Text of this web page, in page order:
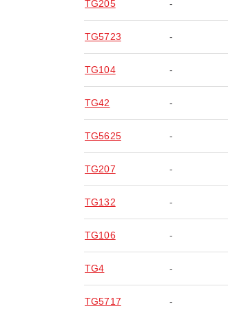
TG205 -
TG5723 -
TG104 -
TG42 -
TG5625 -
TG207 -
TG132 -
TG106 -
TG4 -
TG5717 -